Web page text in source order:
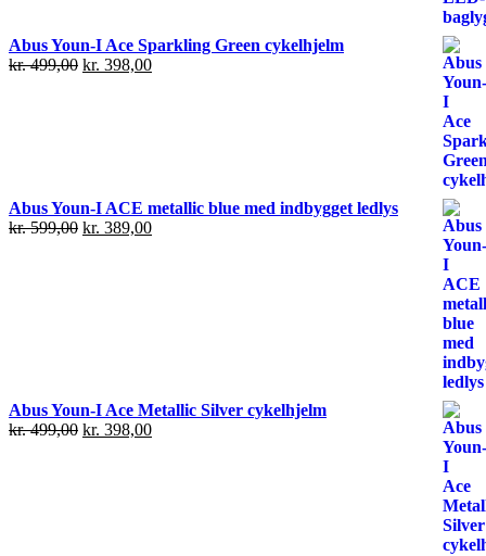
Abus Youn-I Ace Sparkling Green cykelhjelm
kr.499,00 kr. 398,00
Abus Youn-I ACE metallic blue med indbygget ledlys
kr.599,00 kr. 389,00
Abus Youn-I Ace Metallic Silver cykelhjelm
kr.499,00 kr. 398,00